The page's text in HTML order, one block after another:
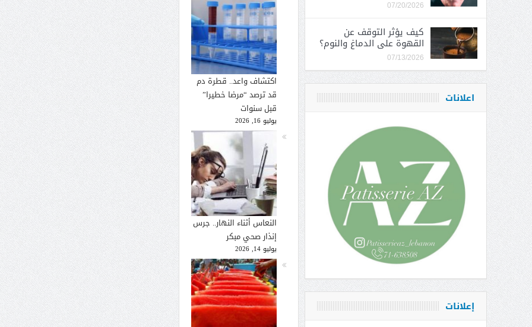
اكتشاف واعد.. قطرة دم
قد ترصد “مرضا خطيرا”
قبل سنوات
يوليو 16, 2026
النعاس أثناء النهار.. جرس
إنذار صحي مبكر
يوليو 14, 2026
07/20/2026
كيف يؤثر التوقف عن
القهوة على الدماغ والنوم؟
07/13/2026
اعلانات
إعلانات